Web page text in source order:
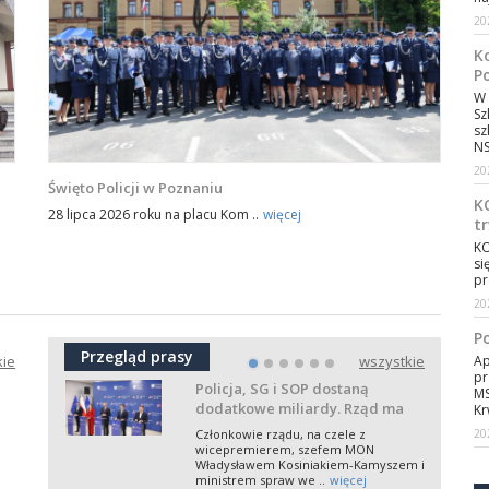
Święto Policji w Poznaniu
28 lipca 2026 roku na placu Kom .. więcej
Przegląd prasy wszystkie
••••••
W Policji więcej funkcjonariuszy,
mniej odejść. Kadrowe kłopoty to
już historia?
W 2026 ro .. więcej
„Mieszkaniówka” vs podatek.
Resort finansów jednoznacznie
Funkcjonariusze Policji, Straży
Granicznej, Państwowej Straży
Pożarnej oraz służb specjalnych, którzy
posiedzenia sejmowej Komisji
Policja, SG i SOP dostaną
dodatkowe miliardy. Rząd ma
„Plan B” na środki z SAFE
Członkowie rządu, na czele z
wicepremierem, szefem MON
Władysławem Kosiniakiem-Kamyszem i
ministrem spraw we .. więcej